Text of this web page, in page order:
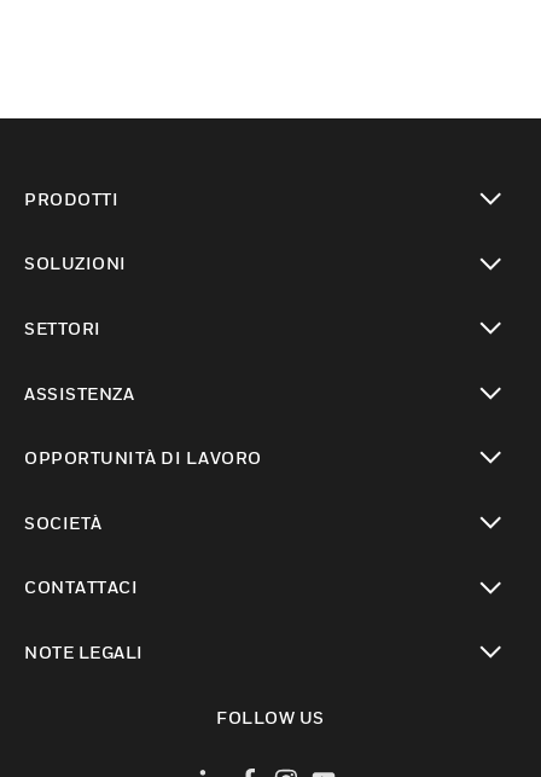
PRODOTTI
SOLUZIONI
SETTORI
ASSISTENZA
OPPORTUNITÀ DI LAVORO
SOCIETÀ
CONTATTACI
NOTE LEGALI
FOLLOW US